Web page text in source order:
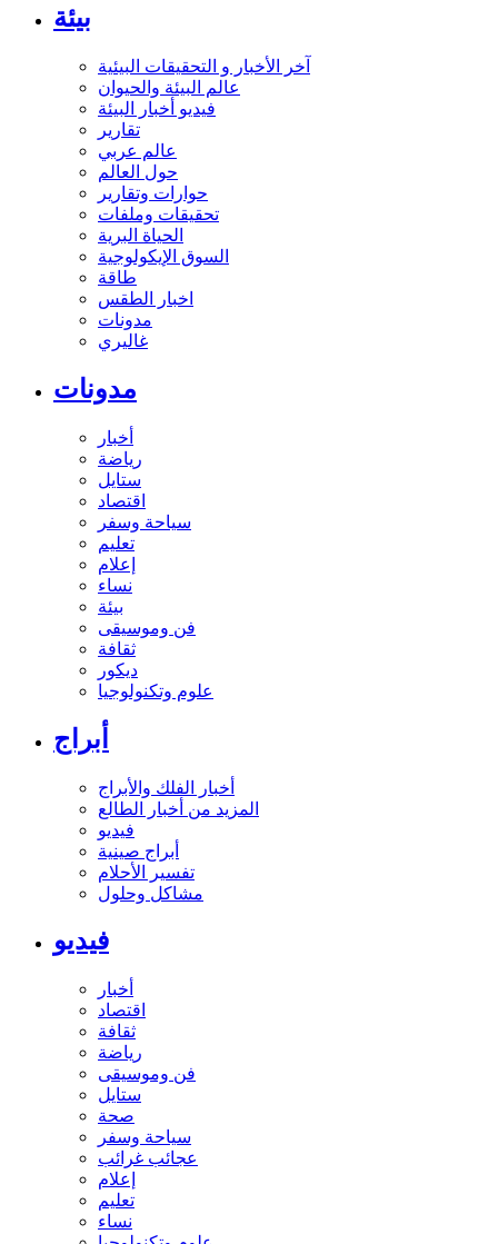
بيئة
آخر الأخبار و التحقيقات البيئية
عالم البيئة والحيوان
فيديو أخبار البيئة
تقارير
عالم عربي
حول العالم
حوارات وتقارير
تحقيقات وملفات
الحياة البرية
السوق الإيكولوجية
طاقة
اخبار الطقس
مدونات
غاليري
مدونات
أخبار
رياضة
ستايل
اقتصاد
سياحة وسفر
تعليم
إعلام
نساء
بيئة
فن وموسيقى
ثقافة
ديكور
علوم وتكنولوجيا
أبراج
أخبار الفلك والأبراج
المزيد من أخبار الطالع
فيديو
أبراج صينية
تفسير الأحلام
مشاكل وحلول
فيديو
أخبار
اقتصاد
ثقافة
رياضة
فن وموسيقى
ستايل
صحة
سياحة وسفر
عجائب غرائب
إعلام
تعليم
نساء